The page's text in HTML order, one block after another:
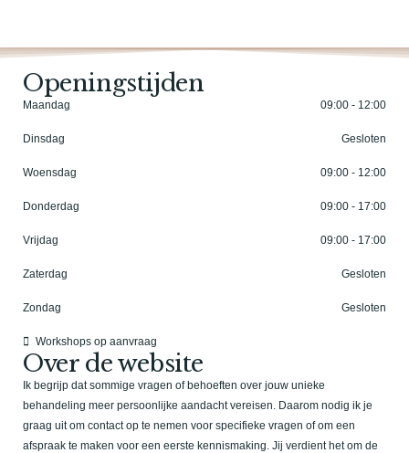
Over de website
Ik begrijp dat sommige vragen of behoeften over jouw unieke
behandeling meer persoonlijke aandacht vereisen. Daarom nodig ik je
graag uit om contact op te nemen voor specifieke vragen of om een
afspraak te maken voor een eerste kennismaking. Jij verdient het om de
Openingstijden
Maandag 09:00 - 12:00
Dinsdag Gesloten
Woensdag 09:00 - 12:00
Donderdag 09:00 - 17:00
Vrijdag 09:00 - 17:00
Zaterdag Gesloten
Zondag Gesloten
Workshops op aanvraag